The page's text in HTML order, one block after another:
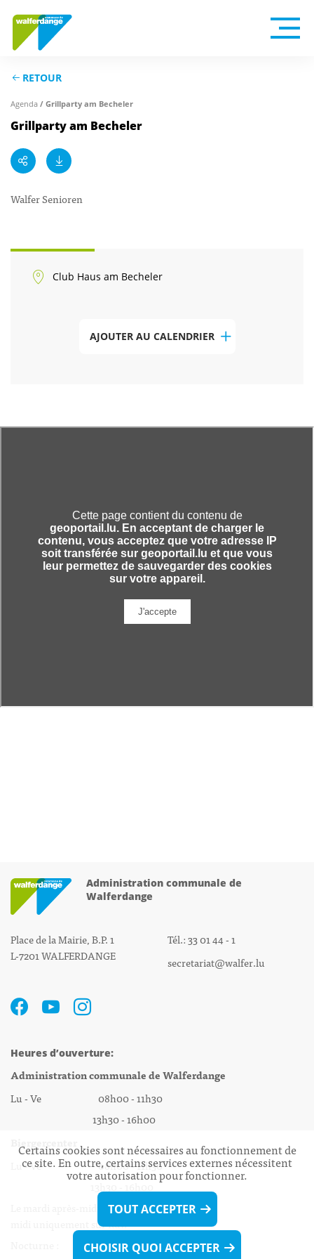
RETOUR
Agenda / Grillparty am Becheler
Grillparty am Becheler
Walfer Senioren
Club Haus am Becheler
AJOUTER AU CALENDRIER
Administration communale de
Walferdange
Place de la Mairie, B.P. 1
L-7201 WALFERDANGE
Tél.: 33 01 44 - 1
secretariat@walfer.lu
Heures d’ouverture:
Administration communale de Walferdange
Lu - Ve 08h00 - 11h30
13h30 - 16h00
Lu - Ve 08h00 - 11h30
Le mardi après-midi et le vendredi après-
midi uniquement sur Rdv.
Certains cookies sont nécessaires au fonctionnement de
ce site. En outre, certains services externes nécessitent
votre autorisation pour fonctionner.
TOUT ACCEPTER
CHOISIR QUOI ACCEPTER